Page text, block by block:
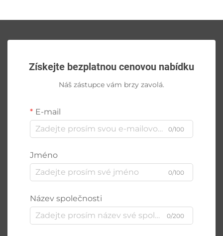
Získejte bezplatnou cenovou nabídku
Náš zástupce vám brzy zavolá.
E-mail
0/100
Jméno
0/100
Název společnosti
0/200